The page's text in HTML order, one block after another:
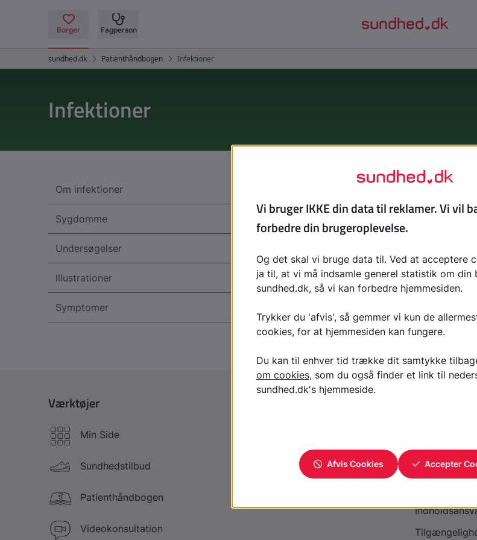
Infektioner
Om infektioner
Sygdomme
Undersøgelser
Illustrationer
Symptomer